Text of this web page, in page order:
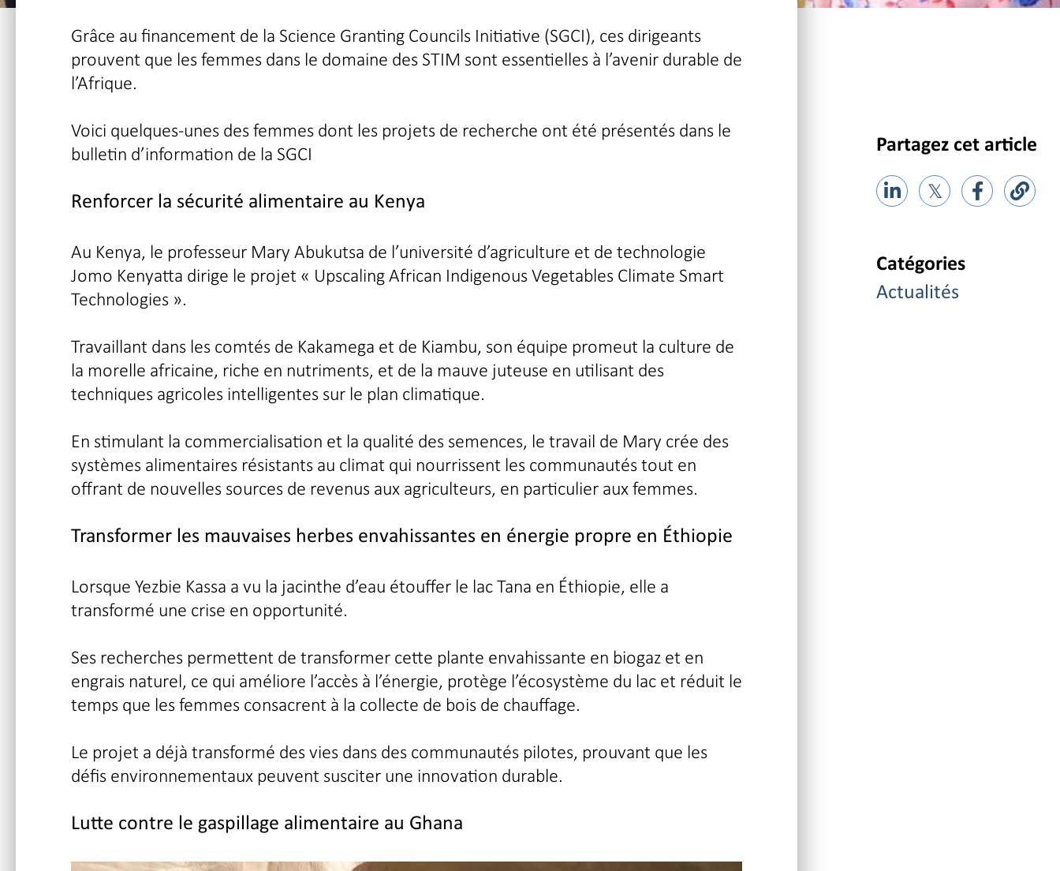
Grâce au financement de la Science Granting Councils Initiative (SGCI), ces dirigeants
prouvent que les femmes dans le domaine des STIM sont essentielles à l’avenir durable de
l’Afrique.
Voici quelques-unes des femmes dont les projets de recherche ont été présentés dans le
bulletin d’information de la SGCI
Renforcer la sécurité alimentaire au Kenya
Au Kenya, le professeur Mary Abukutsa de l’université d’agriculture et de technologie
Jomo Kenyatta dirige le projet « Upscaling African Indigenous Vegetables Climate Smart
Technologies ».
Travaillant dans les comtés de Kakamega et de Kiambu, son équipe promeut la culture de
la morelle africaine, riche en nutriments, et de la mauve juteuse en utilisant des
techniques agricoles intelligentes sur le plan climatique.
En stimulant la commercialisation et la qualité des semences, le travail de Mary crée des
systèmes alimentaires résistants au climat qui nourrissent les communautés tout en
offrant de nouvelles sources de revenus aux agriculteurs, en particulier aux femmes.
Transformer les mauvaises herbes envahissantes en énergie propre en Éthiopie
Lorsque Yezbie Kassa a vu la jacinthe d’eau étouffer le lac Tana en Éthiopie, elle a
transformé une crise en opportunité.
Ses recherches permettent de transformer cette plante envahissante en biogaz et en
engrais naturel, ce qui améliore l’accès à l’énergie, protège l’écosystème du lac et réduit le
temps que les femmes consacrent à la collecte de bois de chauffage.
Le projet a déjà transformé des vies dans des communautés pilotes, prouvant que les
défis environnementaux peuvent susciter une innovation durable.
Lutte contre le gaspillage alimentaire au Ghana
Partagez cet article
𝕏
Catégories
Actualités